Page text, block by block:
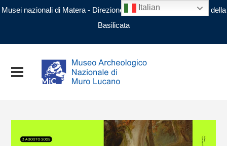
Musei nazionali di Matera - Direzione regionale Musei nazionali della
Basilicata
Italian